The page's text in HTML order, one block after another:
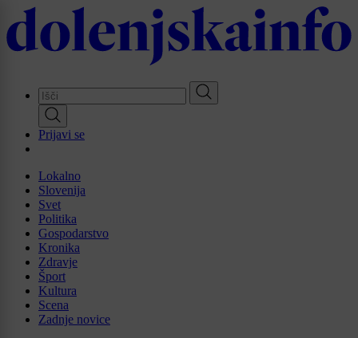
Skip
to
main
Prijavi se
Lokalno
Slovenija
Svet
Politika
Gospodarstvo
Kronika
Zdravje
Šport
Kultura
Scena
Zadnje novice